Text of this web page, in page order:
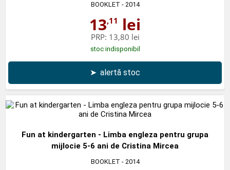
BOOKLET - 2014
13,11 lei
PRP: 13,80 lei
stoc indisponibil
➤ alertă stoc
Fun at kindergarten - Limba engleza pentru grupa
mijlocie 5-6 ani de Cristina Mircea
BOOKLET - 2014